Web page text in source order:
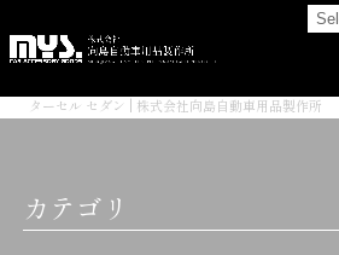
ターセル セダン | 株式会社向島自動車用品製作所
カテゴリ